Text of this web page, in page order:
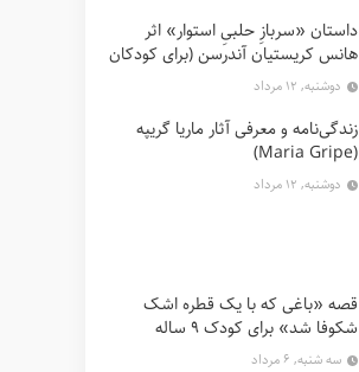
داستان «سربازِ حلبیِ استوار» اثر
هانس کریستیان آندرسن (برای کودکان
7 تا 12 سال) دوشنبه, ۱۲ مرداد
زندگی‌نامه و معرفی آثار ماریا گریپه
(Maria Gripe)
دوشنبه, ۱۲ مرداد
قصه «باغی که با یک قطره اشک
شکوفا شد» برای کودک ۹ ساله
سه شنبه, ۶ مرداد